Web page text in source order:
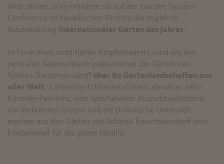
Welt zählen. 2013 erhielten sie auf der Garden Tourism
Conference im kanadischen Toronto die begehrte
Auszeichnung
Internationaler Garten des Jahres
In Form eines natürlichen Amphitheaters rund um den
zentralen Seerosenteich präsentieren die Gärten von
Schloss Trauttmansdorff über 80 Gartenlandschaften aus
aller Welt . Zahlreiche Erlebnisstationen, darunter zehn
Künstler-Pavillons, eine spektakuläre Aussichtsplattform,
ein Verbotener Garten und die Botanische Unterwelt
machen aus den Gärten von Schloss Trauttmansdorff eine
Erlebniswelt für die ganze Familie.